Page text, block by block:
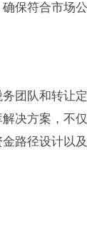
保符合市场
团队和转让
决方案，不
路径设计以